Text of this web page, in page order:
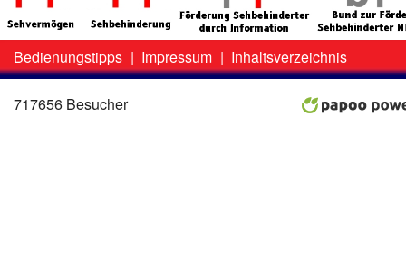
Zweit-
Menü
Bedienungstipps | Impressum | Inhaltsverzeichnis
717656 Besucher